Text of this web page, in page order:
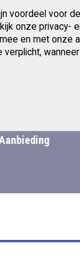
voordeel voor
onze privacy-
en met onze
Gratis afhalen in